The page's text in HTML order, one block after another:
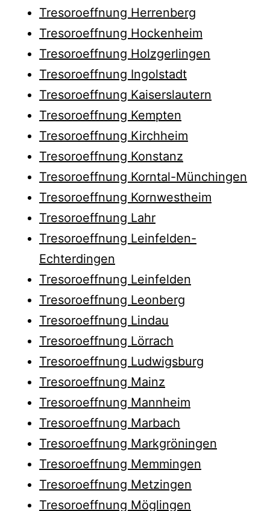
Tresoroeffnung Herrenberg
Tresoroeffnung Hockenheim
Tresoroeffnung Holzgerlingen
Tresoroeffnung Ingolstadt
Tresoroeffnung Kaiserslautern
Tresoroeffnung Kempten
Tresoroeffnung Kirchheim
Tresoroeffnung Konstanz
Tresoroeffnung Korntal-Münchingen
Tresoroeffnung Kornwestheim
Tresoroeffnung Lahr
Tresoroeffnung Leinfelden-
Echterdingen
Tresoroeffnung Leinfelden
Tresoroeffnung Leonberg
Tresoroeffnung Lindau
Tresoroeffnung Lörrach
Tresoroeffnung Ludwigsburg
Tresoroeffnung Mainz
Tresoroeffnung Mannheim
Tresoroeffnung Marbach
Tresoroeffnung Markgröningen
Tresoroeffnung Memmingen
Tresoroeffnung Metzingen
Tresoroeffnung Möglingen